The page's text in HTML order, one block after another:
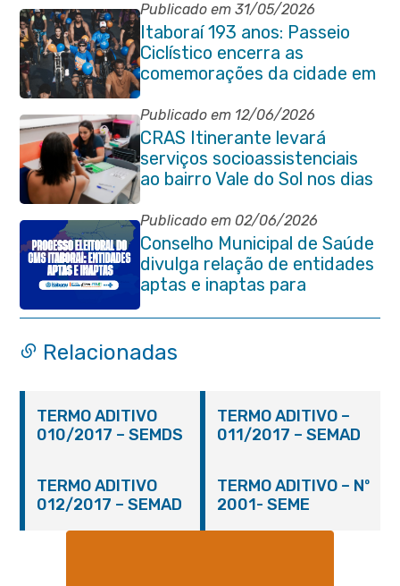
Publicado em 31/05/2026
Itaboraí 193 anos: Passeio
Ciclístico encerra as
comemorações da cidade em
grande estilo
Publicado em 12/06/2026
CRAS Itinerante levará
serviços socioassistenciais
ao bairro Vale do Sol nos dias
15 e 16 de junho e Vila
Gabriela 18 de junho
Publicado em 02/06/2026
Conselho Municipal de Saúde
divulga relação de entidades
aptas e inaptas para
processo eleitoral do
quadriênio 2026-2030
Relacionadas
TERMO ADITIVO
010/2017 – SEMDS
TERMO ADITIVO –
011/2017 – SEMAD
TERMO ADITIVO
012/2017 – SEMAD
TERMO ADITIVO – Nº
2001- SEME